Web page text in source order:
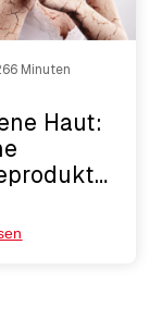
6 Minuten
Haut: